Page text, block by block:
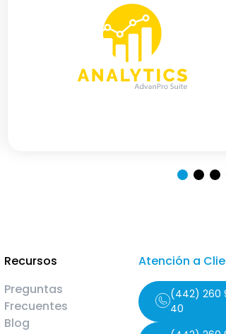
Recursos
Preguntas
Frecuentes
Blog
Atención a
(442) 260
40